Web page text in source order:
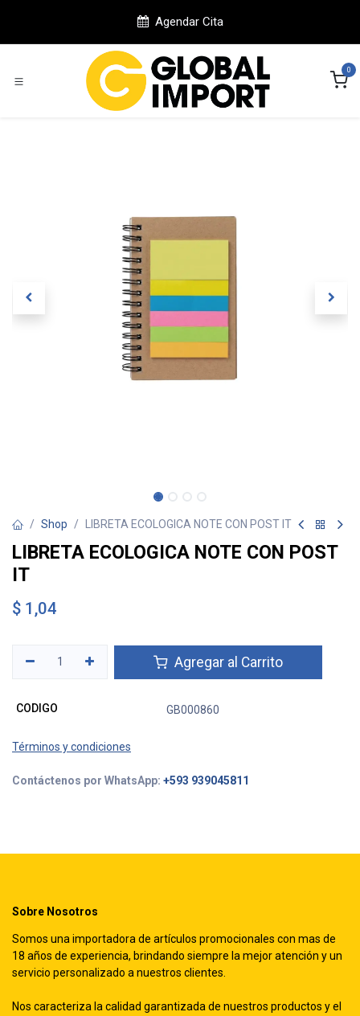
Agendar Cita
0
Shop LIBRETA ECOLOGICA NOTE CON POST IT
LIBRETA ECOLOGICA NOTE CON POST
IT
$ 1,04
Agregar al Carrito
CODIGO GB000860
Términos y condiciones
Contáctenos por WhatsApp: +593 939045811
Sobre Nosotros
Somos una importadora de artículos promocionales con mas de
18 años de experiencia, brindando siempre la mejor atención y un
servicio personalizado a nuestros clientes.
Nos caracteriza la calidad garantizada de nuestros productos y el